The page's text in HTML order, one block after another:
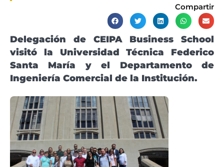
Compartir
Delegación de CEIPA Business School
visitó la Universidad Técnica Federico
Santa María y el Departamento de
Ingeniería Comercial de la Institución.